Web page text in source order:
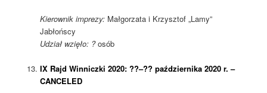
Kierownik imprezy:Małgorzata i Krzysztof „Lamy”
Jabłońscy
Udział wzięło: ?osób
IX Rajd Winniczki 2020: ??–?? października 2020 r. –
CANCELED